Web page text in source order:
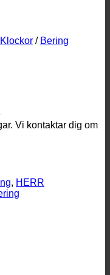
Klockor / Bering
Vi kontaktar dig om
, HERR